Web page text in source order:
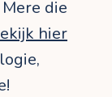
die
hier